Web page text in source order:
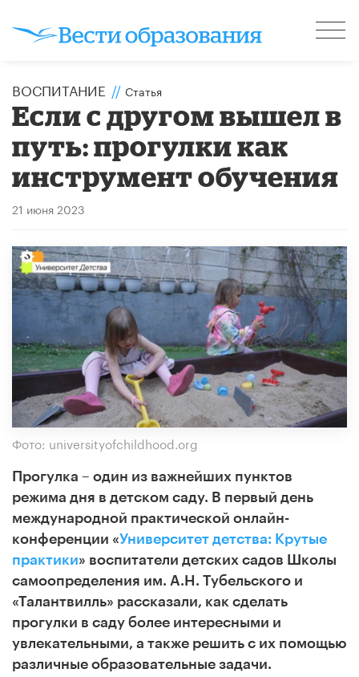
ВОСПИТАНИЕ // Статья
Если с другом вышел в
путь: прогулки как
инструмент обучения
21 июня 2023
Фото: universityofchildhood.org
Прогулка – один из важнейших пунктов
режима дня в детском саду. В первый день
международной практической онлайн-
конференции «Университет детства: Крутые
практики» воспитатели детских садов Школы
самоопределения им. А.Н. Тубельского и
«Талантвилль» рассказали, как сделать
прогулки в саду более интересными и
увлекательными, а также решить с их помощью
различные образовательные задачи.